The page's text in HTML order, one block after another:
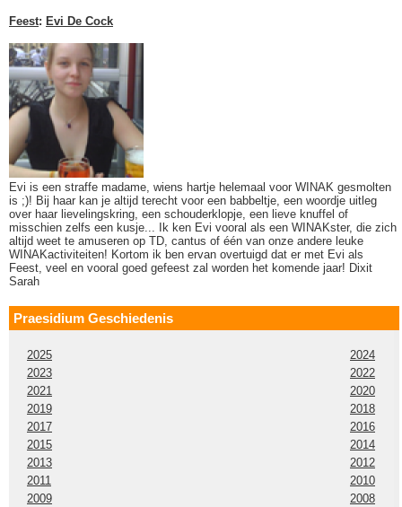
Feest: Evi De Cock
Evi is een straffe madame, wiens hartje helemaal voor WINAK gesmolten
is ;)! Bij haar kan je altijd terecht voor een babbeltje, een woordje uitleg
over haar lievelingskring, een schouderklopje, een lieve knuffel of
misschien zelfs een kusje... Ik ken Evi vooral als een WINAKster, die zich
altijd weet te amuseren op TD, cantus of één van onze andere leuke
WINAKactiviteiten! Kortom ik ben ervan overtuigd dat er met Evi als
Feest, veel en vooral goed gefeest zal worden het komende jaar! Dixit
Sarah
Praesidium Geschiedenis
2025
2024
2023
2022
2021
2020
2019
2018
2017
2016
2015
2014
2013
2012
2011
2010
2009
2008